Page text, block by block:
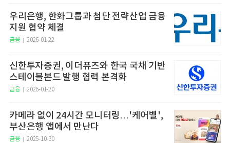
우리은행, 한화그룹과 첨단 전략산업 금융
지원 협약 체결
금융 2026-01-22
신한투자증권, 이더퓨즈와 한국 국채 기반
스테이블본드 발행 협력 본격화
금융 2026-01-20
카메라 없이 24시간 모니터링…'케어벨',
부산은행 앱에서 만난다
금융 2025-10-30